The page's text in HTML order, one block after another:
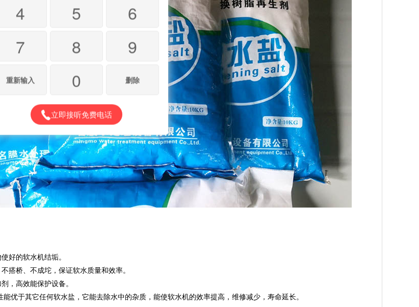
好的软水机结垢。
搭桥、不成坨，保证软水质量和效率。
，高效能保护设备。
优于其它任何软水盐，它能去除水中的杂质，能使软水机的效率提高，维修减少，寿命延长。
4
5
6
7
8 9
重新输入 0 删除
立即接听免费电话